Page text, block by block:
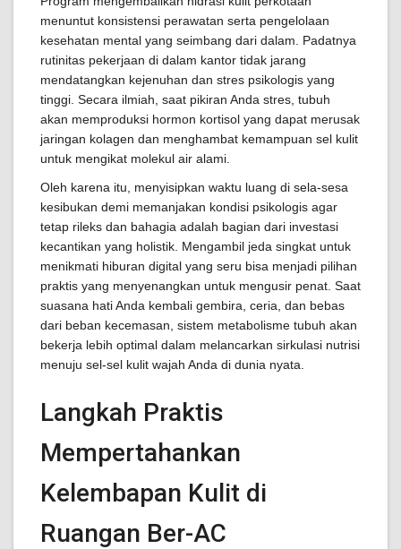
menuntut konsistensi perawatan serta pengelolaan
kesehatan mental yang seimbang dari dalam. Padatnya
rutinitas pekerjaan di dalam kantor tidak jarang
mendatangkan kejenuhan dan stres psikologis yang
tinggi. Secara ilmiah, saat pikiran Anda stres, tubuh
akan memproduksi hormon kortisol yang dapat merusak
jaringan kolagen dan menghambat kemampuan sel kulit
untuk mengikat molekul air alami.
Oleh karena itu, menyisipkan waktu luang di sela-sesa
kesibukan demi memanjakan kondisi psikologis agar
tetap rileks dan bahagia adalah bagian dari investasi
kecantikan yang holistik. Mengambil jeda singkat untuk
menikmati hiburan digital yang seru bisa menjadi pilihan
praktis yang menyenangkan untuk mengusir penat. Saat
suasana hati Anda kembali gembira, ceria, dan bebas
dari beban kecemasan, sistem metabolisme tubuh akan
bekerja lebih optimal dalam melancarkan sirkulasi nutrisi
menuju sel-sel kulit wajah Anda di dunia nyata.
Langkah Praktis
Mempertahankan
Kelembapan Kulit di
Ruangan Ber-AC